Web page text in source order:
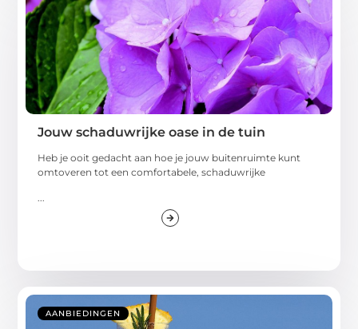
Jouw schaduwrijke oase in de tuin
Heb je ooit gedacht aan hoe je jouw buitenruimte kunt
omtoveren tot een comfortabele, schaduwrijke
...
AANBIEDINGEN